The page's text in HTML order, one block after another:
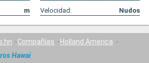
m Velocidad: Nudos
Compañías
Holland America
Hawai